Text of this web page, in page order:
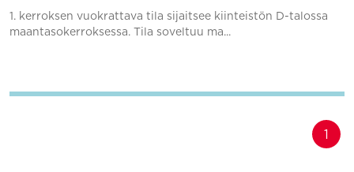
1. kerroksen vuokrattava tila sijaitsee kiinteistön D-talossa
maantasokerroksessa. Tila soveltuu ma...
1